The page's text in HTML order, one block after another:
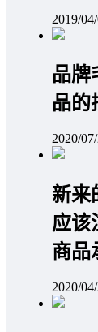
2019/04/
品牌
品的
2020/
新来
应该
商品
2020/